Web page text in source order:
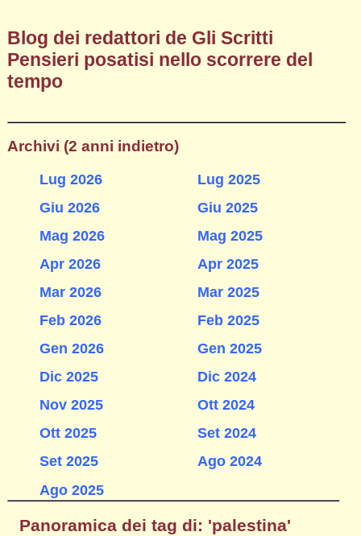
Blog dei redattori de Gli Scritti
Pensieri posatisi nello scorrere del
tempo
Archivi (2 anni indietro)
Lug 2026
Giu 2026
Mag 2026
Apr 2026
Mar 2026
Feb 2026
Gen 2026
Dic 2025
Nov 2025
Ott 2025
Set 2025
Ago 2025
Lug 2025
Giu 2025
Mag 2025
Apr 2025
Mar 2025
Feb 2025
Gen 2025
Dic 2024
Ott 2024
Set 2024
Ago 2024
Panoramica dei tag di: 'palestina'